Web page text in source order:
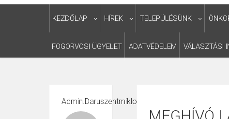
KEZDŐLAP HÍREK TELEPÜLÉSÜNK
FOGORVOSI ÜGYELET ADATVÉDELEM VÁLASZTÁSI
Admin.daruszentmiklos